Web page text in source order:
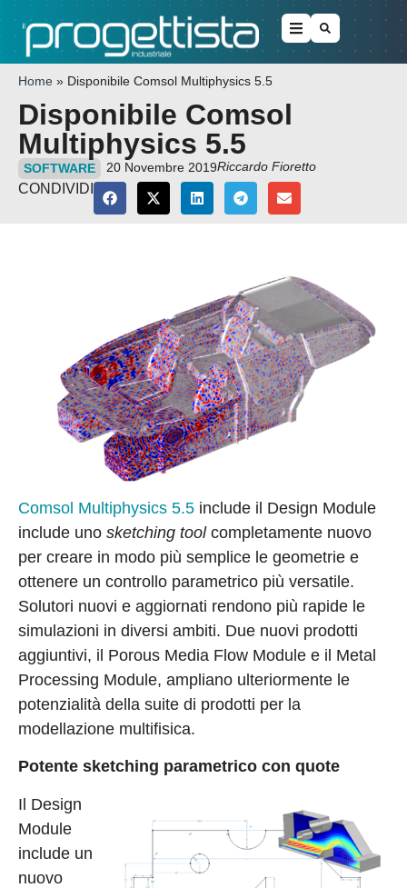
Home » Disponibile Comsol Multiphysics 5.5
Disponibile Comsol
Multiphysics 5.5
SOFTWARE 20 Novembre 2019Riccardo Fioretto
CONDIVIDI
Comsol Multiphysics 5.5 include il Design Module
include uno sketching toolcompletamente nuovo
per creare in modo più semplice le geometrie e
ottenere un controllo parametrico più versatile.
Solutori nuovi e aggiornati rendono più rapide le
simulazioni in diversi ambiti. Due nuovi prodotti
aggiuntivi, il Porous Media Flow Module e il Metal
Processing Module, ampliano ulteriormente le
potenzialità della suite di prodotti per la
modellazione multifisica.
Potente sketching parametrico con quote
Il Design
Module
include un
nuovo